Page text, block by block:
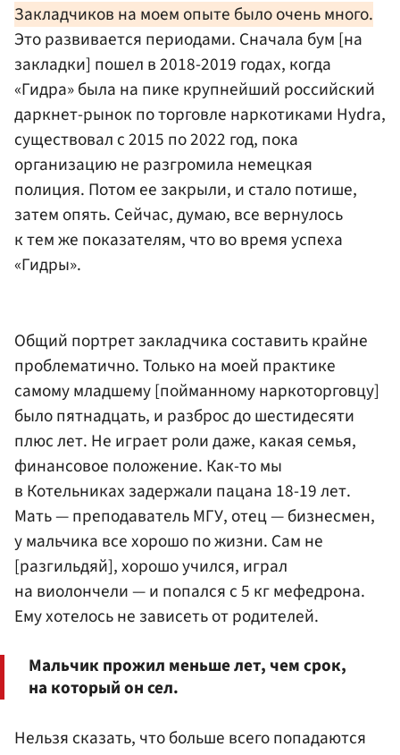
Закладчиков на моем опыте было очень много.
Это развивается периодами. Сначала бум [на
закладки] пошел в 2018-2019 годах, когда
«Гидра» была на пике крупнейший российский
даркнет-рынок по торговле наркотиками Hydra,
существовал с 2015 по 2022 год, пока
организацию не разгромила немецкая
полиция. Потом ее закрыли, и стало потише,
затем опять. Сейчас, думаю, все вернулось
к тем же показателям, что во время успеха
«Гидры».
Общий портрет закладчика составить крайне
проблематично. Только на моей практике
самому младшему [пойманному наркоторговцу]
было пятнадцать, и разброс до шестидесяти
плюс лет. Не играет роли даже, какая семья,
финансовое положение. Как-то мы
в Котельниках задержали пацана 18-19 лет.
Мать — преподаватель МГУ, отец — бизнесмен,
у мальчика все хорошо по жизни. Сам не
[разгильдяй], хорошо учился, играл
на виолончели — и попался с 5 кг мефедрона.
Ему хотелось не зависеть от родителей.
Мальчик прожил меньше лет, чем срок,
на который он сел.
Нельзя сказать, что больше всего попадаются